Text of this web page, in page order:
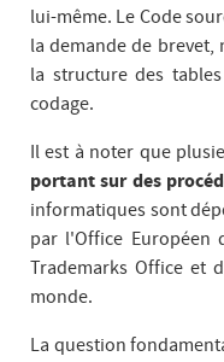
lui-même. Le Code
la demande de brevet,
la structure des
codage.
Il est à noter que
portant sur des
informatiques sont
par l'Office Européen
Trademarks Office et
monde.
La question